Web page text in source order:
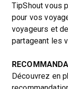
TipShout vous
pour vos
voyageurs et
partageant les
Découvrez en